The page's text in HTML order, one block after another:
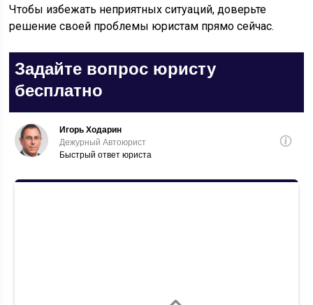
Чтобы избежать неприятных ситуаций, доверьте
решение своей проблемы юристам прямо сейчас.